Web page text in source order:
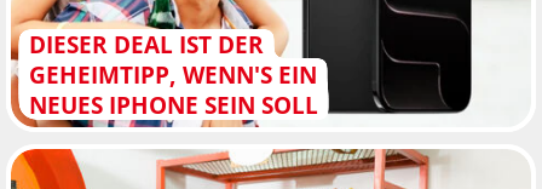
DIESER DEAL IST DER
GEHEIMTIPP, WENN'S EIN
NEUES IPHONE SEIN SOLL